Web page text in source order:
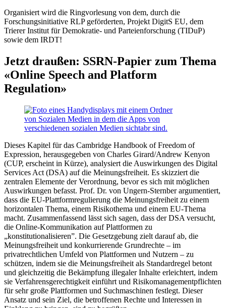
Organisiert wird die Ringvorlesung von dem, durch die
Forschungsinitiative RLP geförderten, Projekt DigitS EU, dem
Trierer Institut für Demokratie- und Parteienforschung (TIDuP)
sowie dem IRDT!
Jetzt draußen: SSRN-Papier zum Thema
«Online Speech and Platform
Regulation»
Dieses Kapitel für das Cambridge Handbook of Freedom of
Expression, herausgegeben von Charles Girard/Andrew Kenyon
(CUP, erscheint in Kürze), analysiert die Auswirkungen des Digital
Services Act (DSA) auf die Meinungsfreiheit. Es skizziert die
zentralen Elemente der Verordnung, bevor es sich mit möglichen
Auswirkungen befasst. Prof. Dr. von Ungern-Sternber argumentiert,
dass die EU-Plattformregulierung die Meinungsfreiheit zu einem
horizontalen Thema, einem Risikothema und einem EU-Thema
macht. Zusammenfassend lässt sich sagen, dass der DSA versucht,
die Online-Kommunikation auf Plattformen zu
„konstitutionalisieren”. Die Gesetzgebung zielt darauf ab, die
Meinungsfreiheit und konkurrierende Grundrechte – im
privatrechtlichen Umfeld von Plattformen und Nutzern – zu
schützen, indem sie die Meinungsfreiheit als Standardregel betont
und gleichzeitig die Bekämpfung illegaler Inhalte erleichtert, indem
sie Verfahrensgerechtigkeit einführt und Risikomanagementpflichten
für sehr große Plattformen und Suchmaschinen festlegt. Dieser
Ansatz und sein Ziel, die betroffenen Rechte und Interessen in